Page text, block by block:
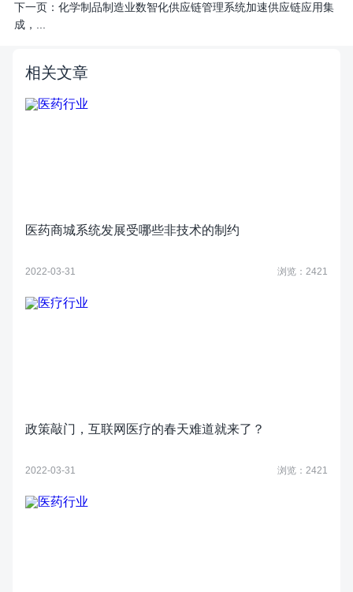
下一页： 化学制品制造业数智化供应链管理系统加速供应链应用集
成，...
相关文章
医药商城系统发展受哪些非技术的制约
2022-03-31 浏览：2421
政策敲门，互联网医疗的春天难道就来了？
2022-03-31 浏览：2421